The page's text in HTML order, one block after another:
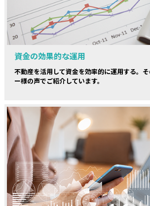
資金の効果的な運用
不動産を活用して資金を効率的に運用する。
ー様の声でご紹介しています。